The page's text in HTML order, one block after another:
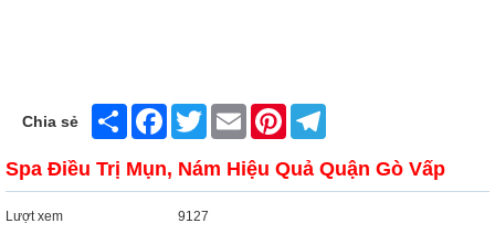
Chia sẻ Share FacebookTwitter Email Pinterest
Spa Điều Trị Mụn, Nám Hiệu Quả Quận Gò Vấp
Lượt xem
9127